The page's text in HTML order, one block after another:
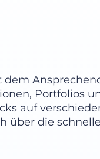
Portfolios
auf
über die